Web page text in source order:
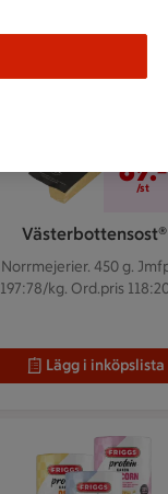
Västerbottensost®
Norrmejerier. 450 g.
197:78/kg. Ord.pris
89:-
/st
Lägg i inköpslista